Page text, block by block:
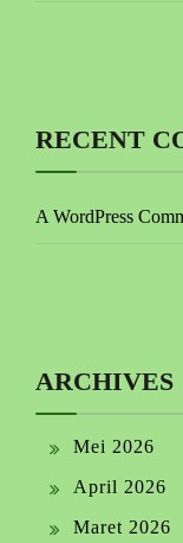
RECENT
A WordPress
ARCHIVES
Mei 2026
April 2026
Maret 2026